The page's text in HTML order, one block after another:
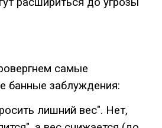
самые
банные заблуждения:
лишний вес". Нет,